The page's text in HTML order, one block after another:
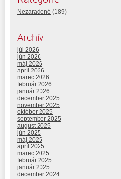
Nezaradené (189)
Archív
júl 2026
jún 2026
máj 2026
apríl 2026
marec 2026
február 2026
január 2026
december 2025
november 2025
október 2025
september 2025
august 2025
jún 2025
máj 2025
apríl 2025
marec 2025
február 2025
január 2025
december 2024